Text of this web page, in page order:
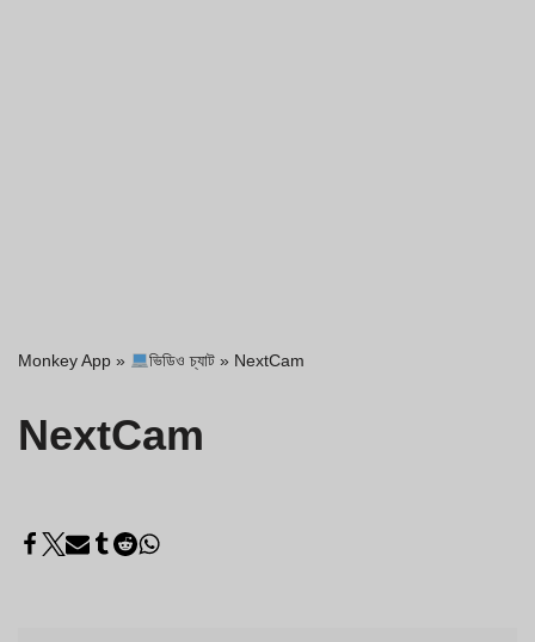
Monkey App » ভিডিও চ্যাট» NextCam
NextCam